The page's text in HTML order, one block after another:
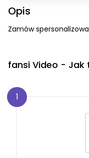
Opis
Zamów
fansi Video - Jak
1